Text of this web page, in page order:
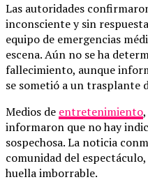
Las autoridades
inconsciente y sin
equipo de emergencias
escena. Aún no se ha
fallecimiento, aunque
se sometió a un trasplante
Medios de entretenimiento
informaron que no hay
sospechosa. La noticia
comunidad del
huella imborrable.